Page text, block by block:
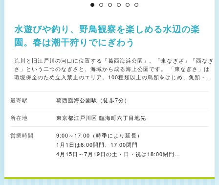
水遊びや釣り、野鳥観察を楽しめる水辺の楽
園。春は潮干狩りでにぎわう
荒川と旧江戸川の河口に位置する「葛西海浜公園」。「東なぎさ」「西なぎ
さ」という二つのなぎさと、海域から成る海上公園です。 「東なぎさ」は
環境保全のため立入禁止のエリア。100種類以上の鳥類をはじめ、魚類・
（※）に登録されています。 「西なぎさ」は、葛西渚橋を渡った先にある入
完全予約制バーベキュー広場「なぎさBBQ」を利用できるほか、夏季限定で
しむこともできます。 例年4～6月には、西なぎさの干潟で潮干狩りを楽し
むことも。シオフキガイ、ハマグリ、ヤマトシジミ、マテガイなどが採れ、
潮干狩りシーズンには多くの人々でにぎわいます。なお、同園は、最寄りの
で開催された国際会議で採択されました ■潮干狩りについて ・資源保護の
最寄駅 葛西臨海公園駅（徒歩7分）
所在地 東京都江戸川区 臨海町六丁目地先
営業時間
9:00～17:00（時季により延長）
1月1日は6:00開門、17:00閉門
4月15日～7月19日の土・日・祝は18:00閉門
（場合により変更あり）